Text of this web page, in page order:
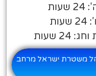
שעות
משטרת ישראל מרחב